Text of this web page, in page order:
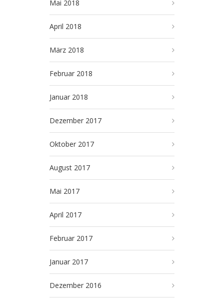
Mai 2018
April 2018
März 2018
Februar 2018
Januar 2018
Dezember 2017
Oktober 2017
August 2017
Mai 2017
April 2017
Februar 2017
Januar 2017
Dezember 2016